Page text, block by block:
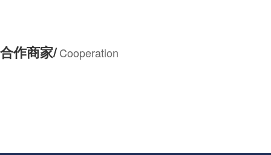
合作商家/Cooperation